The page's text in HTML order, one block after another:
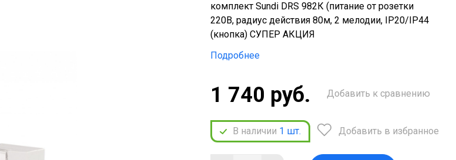
комплект Sundi DRS 982К (питание от розетки
220В, радиус действия 80м, 2 мелодии, IP20/IP44
(кнопка) СУПЕР АКЦИЯ
Подробнее
1 740 руб.
В наличии 1 шт.
Добавить к сравнению
Добавить в избранное